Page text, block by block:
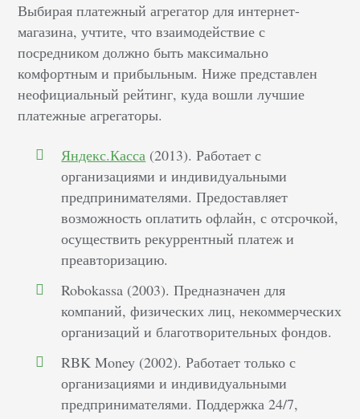
Выбирая платежный агрегатор для интернет-
магазина, учтите, что взаимодействие с
посредником должно быть максимально
комфортным и прибыльным. Ниже представлен
неофициальный рейтинг, куда вошли лучшие
платежные агрегаторы.
Яндекс.Касса (2013). Работает с
организациями и индивидуальными
предпринимателями. Предоставляет
возможность оплатить офлайн, с отсрочкой,
осуществить рекуррентный платеж и
преавторизацию.
Robokassa (2003). Предназначен для
компаний, физических лиц, некоммерческих
организаций и благотворительных фондов.
RBK Money (2002). Работает только с
организациями и индивидуальными
предпринимателями. Поддержка 24/7,